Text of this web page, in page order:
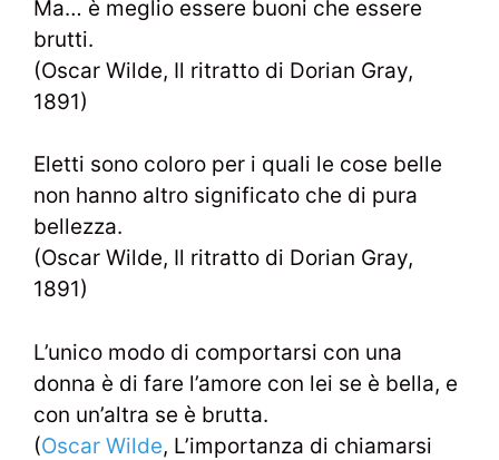
Ma… è meglio essere buoni che essere
brutti.
(Oscar Wilde, Il ritratto di Dorian Gray,
1891)
Eletti sono coloro per i quali le cose belle
non hanno altro significato che di pura
bellezza.
(Oscar Wilde, Il ritratto di Dorian Gray,
1891)
L’unico modo di comportarsi con una
donna è di fare l’amore con lei se è bella, e
con un’altra se è brutta.
(Oscar Wilde, L’importanza di chiamarsi